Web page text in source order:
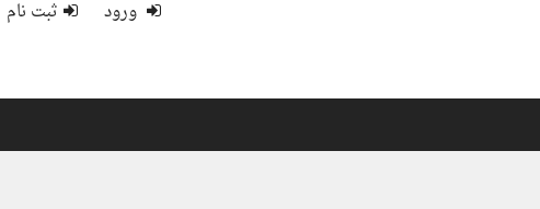
ورود ثبت نام